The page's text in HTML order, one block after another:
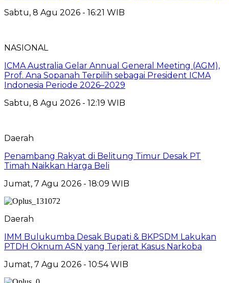
Sabtu, 8 Agu 2026 - 16:21 WIB
NASIONAL
ICMA Australia Gelar Annual General Meeting (AGM),
Prof. Ana Sopanah Terpilih sebagai President ICMA
Indonesia Periode 2026–2029
Sabtu, 8 Agu 2026 - 12:19 WIB
Daerah
Penambang Rakyat di Belitung Timur Desak PT
Timah Naikkan Harga Beli
Jumat, 7 Agu 2026 - 18:09 WIB
Daerah
IMM Bulukumba Desak Bupati & BKPSDM Lakukan
PTDH Oknum ASN yang Terjerat Kasus Narkoba
Jumat, 7 Agu 2026 - 10:54 WIB